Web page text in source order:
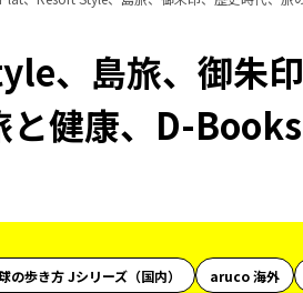
、島旅、御朱
と健康、D-
の歩き方 Jシリーズ（国内） aruco 海外